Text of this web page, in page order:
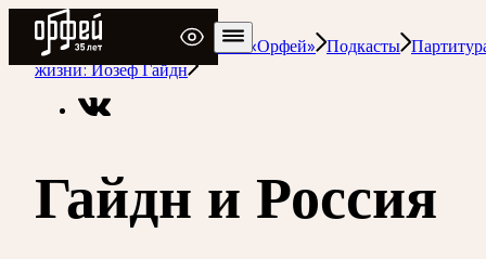
Радио Орфей
Радио классической музыки «Орфей» Подкасты
жизни: Йозеф Гайдн
Гайдн и Россия